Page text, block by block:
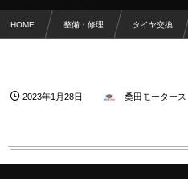
HOME 整備・修理 タイヤ交換
2023年1月28日 桑田モータース